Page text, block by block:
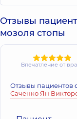
Отзывы
мозоля стопы
Впечатление от
Отзывы пациентов
Саченко Ян